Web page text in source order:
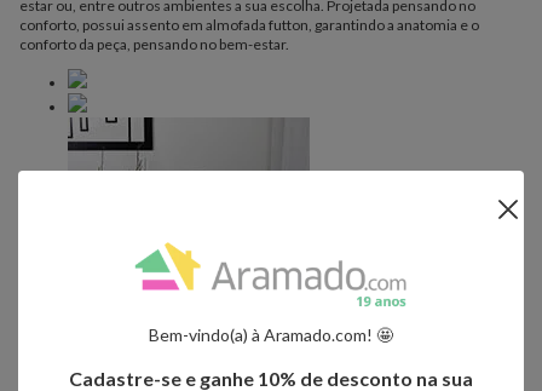
Bem-vindo(a) à Aramado.com! 🤩
Cadastre-se e ganhe 10% de desconto na sua
estar ou, entre outros ambientes a sua escolha. Projetada pensando no
conforto, possui assento em almofada futton, garantindo a anatomia e o
conforto da peça, pensando no bem-estar.